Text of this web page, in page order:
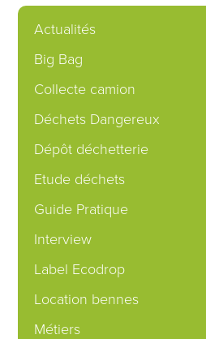
Actualités
Big Bag
Collecte camion
Déchets Dangereux
Dépôt déchetterie
Etude déchets
Guide Pratique
Interview
Label Ecodrop
Location bennes
Métiers